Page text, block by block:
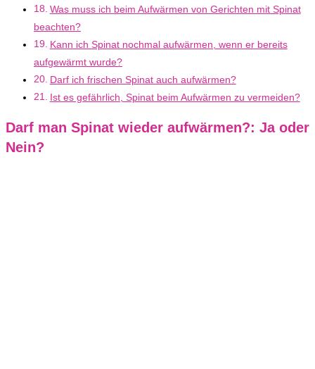
Was muss ich beim Aufwärmen von Gerichten mit Spinat
beachten?
Kann ich Spinat nochmal aufwärmen, wenn er bereits
aufgewärmt wurde?
Darf ich frischen Spinat auch aufwärmen?
Ist es gefährlich, Spinat beim Aufwärmen zu vermeiden?
Darf man Spinat wieder aufwärmen?: Ja oder
Nein?